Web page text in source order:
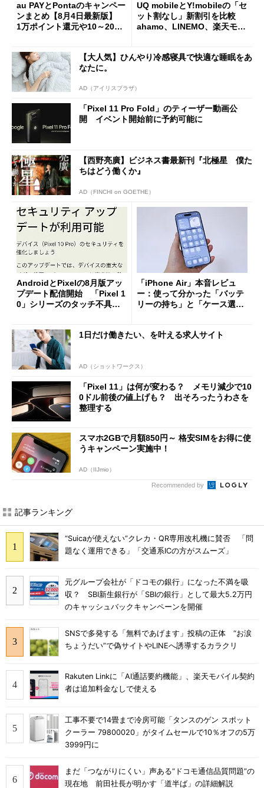
au PAYとPontaのキャンペー
ンまとめ【8月4日最新版】
1万ポイント還元や10～20％
UQ mobileとY!mobileの「セ
ット割なし」新割引を比較
ahamo、LINEMO、楽天モバ
【大人気】ひんやり冷感寝具で快適な睡眠をあ
なたに。
AD（アイリスプラザ）
「Pixel 11 Pro Fold」のティーザー動画公
開 イベント開始前に予約可能に
【西野亮廣】ビジネス書最新刊『北極星 僕た
ちはどう働くか』
AD（FINCHI on GOETHE）
AndroidとPixelの8月版アッ
プデート配信開始 「Pixel 1
0」シリーズのタッチ不具合
「iPhone Air」本音レビュ
ー：使って分かった「バッテ
リーの持ち」と「ケース選
1日だけ働きたい、を叶える求人サイト
AD（ショットワークス）
「Pixel 11」は何が変わる？ メモリ減少で10
0ドル前後の値上げも？ 出そろったうわさを
整理する
スマホ2GBで月額850円～ 格安SIMをお得に使
うキャンペーン実施中！
AD（IIJmio）
Recommended by
記事ランキング
“Suicaが使えない”クレカ・QR専用改札機に賛否 「問
題なく運用できる」「交通系ICの方がスムーズ」
元グループ会社が「ドコモの銀行」になった不満を吸
収？ SBI新生銀行が「SBIの銀行」として最大5.2万円
のキャッシュバックキャンペーンを開催
SNSで多発する「無料であげます」投稿の正体 “お涙
ちょうだい”で偽サイトやLINEへ誘導するカラクリ
Rakuten Linkに「AI通話要約機能」、楽天モバイル契約
者は追加料金なしで使える
工事不要で14畳まで冷房可能「タンスのゲン スポット
クーラー 79800020」がタイムセールで10％オフの5万
3999円に
まだ「つながりにくい」声ある“ドコモ通信品質問題”の
現在地 前田社長が明かす「道半ば」の詳細解説